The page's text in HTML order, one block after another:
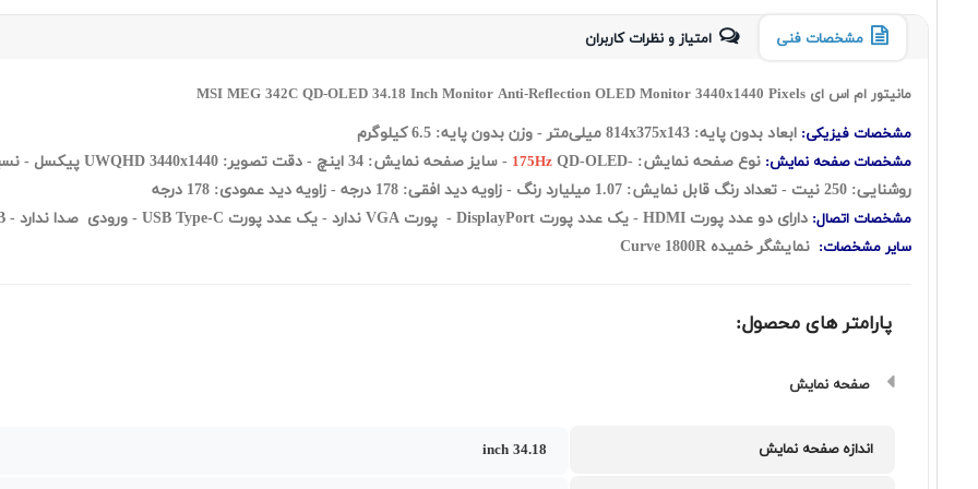
مشخصات فنی امتیاز و نظرات کاربران
مانیتور ام اس ای MSI MEG 342C QD-OLED 34.18 Inch Monitor Anti-Reflection OLED Monitor 3440x1440 Pixels
مشخصات فیزیکی: ابعاد بدون پایه: 814x375x143 میلی‌متر - وزن بدون پایه: 6.5 کیلوگرم
مشخصات صفحه نمایش: نوع صفحه نمایش: - 175Hz
روشنایی: 250 نیت - تعداد رنگ قابل نمایش: 1.07 میلیارد رنگ - زاویه دید افقی: 178 درجه - زاویه دید عمودی: 178 درجه
مشخصات اتصال: دارای دو عدد پورت HDMI - یک عدد پورت DisplayPort - پورت VGA ندارد - یک عدد پورت USB Type-C - ورودی صدا ندارد - USB 3.2 Gen 1 Type B
سایر مشخصات: نمایشگر خمیده Curve 1800R
پارامتر های محصول:
صفحه نمایش
اندازه صفحه نمایش 34.18 inch